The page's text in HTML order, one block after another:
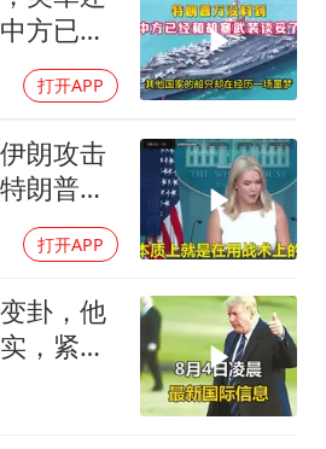
方已经
打开APP
朗攻击
朗普却
打开APP
卦，他
，紧急